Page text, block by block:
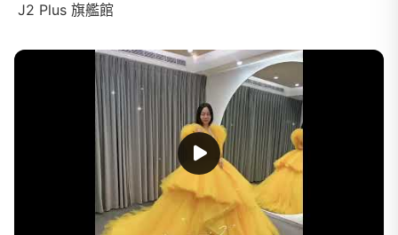
J2 Plus 旗艦館